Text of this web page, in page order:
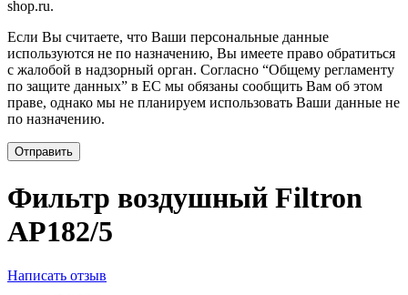
shop.ru.
Если Вы считаете, что Ваши персональные данные
используются не по назначению, Вы имеете право обратиться
с жалобой в надзорный орган. Согласно “Общему регламенту
по защите данных” в ЕС мы обязаны сообщить Вам об этом
праве, однако мы не планируем использовать Ваши данные не
по назначению.
Отправить
Фильтр воздушный Filtron
AP182/5
Написать отзыв